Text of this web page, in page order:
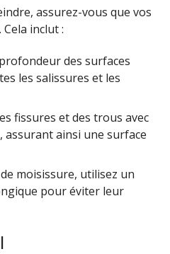
assurez-vous que vos
inclut :
des surfaces
les salissures et les
fissures et des trous avec
assurant ainsi une surface
de moisissure, utilisez un
pour éviter leur